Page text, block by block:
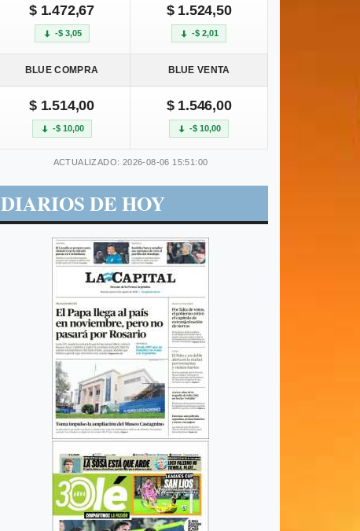
$ 1.472,67
-$ 3,05
$ 1.524,50
-$ 2,01
BLUE COMPRA BLUE VENTA
$ 1.514,00
-$ 10,00
$ 1.546,00
-$ 10,00
ACTUALIZADO: 2026-08-06 15:51:00
DIARIOS DE HOY